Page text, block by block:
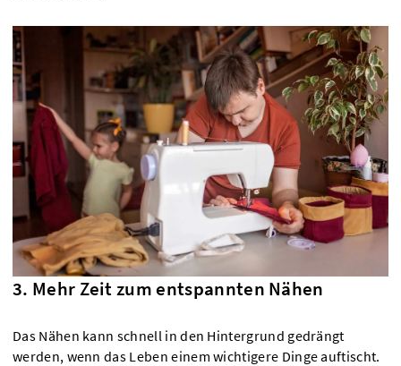
3. Mehr Zeit zum entspannten Nähen
Das Nähen kann schnell in den Hintergrund gedrängt
werden, wenn das Leben einem wichtigere Dinge auftischt.